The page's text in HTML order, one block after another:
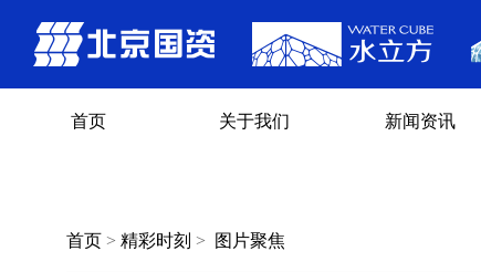
首页 关于我们 新闻资讯
首页 > 精彩时刻 > 图片聚焦